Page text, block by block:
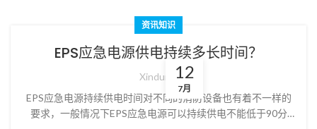
资讯知识
EPS应急电源供电持续多长时间？
Xindun
EPS应急电源持续供电时间对不同的消防设备也有着不一样的
要求，一般情况下EPS应急电源可以持续供电不能低于90分
12
7月